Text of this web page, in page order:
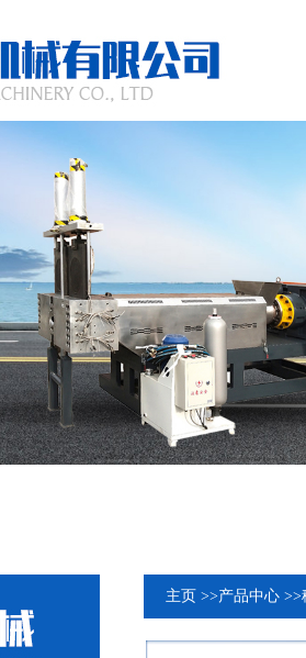
主页 >>产品中心 >>